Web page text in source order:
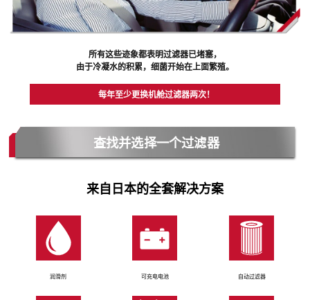
所有这些迹象都表明过滤器已堵塞，
由于冷凝水的积累，细菌开始在上面繁殖。
每年至少更换机舱过滤器两次！
查找并选择一个过滤器
来自日本的全套解决方案
润滑剂 可充电电池 自动过滤器